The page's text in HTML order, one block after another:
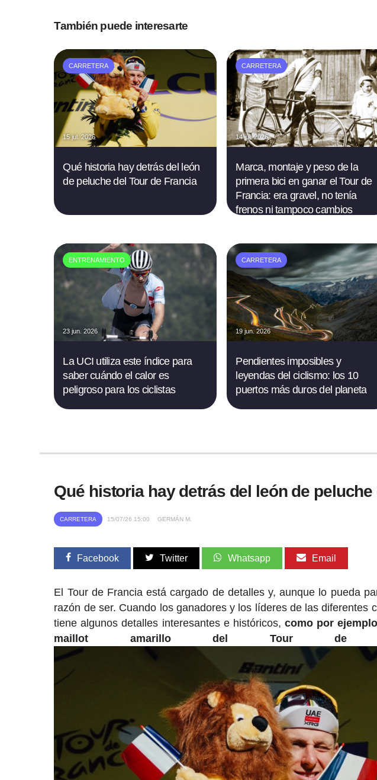
También puede interesarte
CARRETERA
15 jul. 2026
Qué historia hay detrás del león
de peluche del Tour de Francia
CARRETERA
14 jul. 2026
Marca, montaje y peso de la
primera bici en ganar el Tour de
Francia: era gravel, no tenía
frenos ni tampoco cambios
ENTRENAMIENTO
23 jun. 2026
La UCI utiliza este índice para
saber cuándo el calor es
peligroso para los ciclistas
CARRETERA
19 jun. 2026
Pendientes imposibles y
leyendas del ciclismo: los 10
puertos más duros del planeta
Qué historia hay detrás del león de
CARRETERA 15/07/26 15:00 GERMÁN M.
Facebook Twitter Whatsapp Email
El Tour de Francia está cargado de detalles y, aunque lo pueda
razón de ser. Cuando los ganadores y los líderes de las diferentes
tiene algunos detalles interesantes e históricos, como por
maillot amarillo del Tour de